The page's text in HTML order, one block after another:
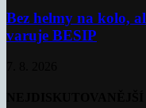
Bez helmy na kolo,
varuje BESIP